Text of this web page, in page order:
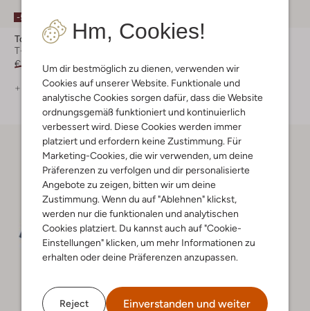
Hm, Cookies!
Um dir bestmöglich zu dienen, verwenden wir
Cookies auf unserer Website. Funktionale und
analytische Cookies sorgen dafür, dass die Website
ordnungsgemäß funktioniert und kontinuierlich
verbessert wird. Diese Cookies werden immer
platziert und erfordern keine Zustimmung. Für
Marketing-Cookies, die wir verwenden, um deine
Präferenzen zu verfolgen und dir personalisierte
Angebote zu zeigen, bitten wir um deine
Zustimmung. Wenn du auf "Ablehnen" klickst,
werden nur die funktionalen und analytischen
Cookies platziert. Du kannst auch auf "Cookie-
Einstellungen" klicken, um mehr Informationen zu
erhalten oder deine Präferenzen anzupassen.
Reject Einverstanden und weiter
-50%
Ton & Ton
T-shirt
€ 37,99
€ 18,99
+ mehr farben
Claesen's
€ 39,99 € 31,99
+ mehr farben